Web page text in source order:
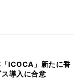
ICOCA」新たに香
導入に合意